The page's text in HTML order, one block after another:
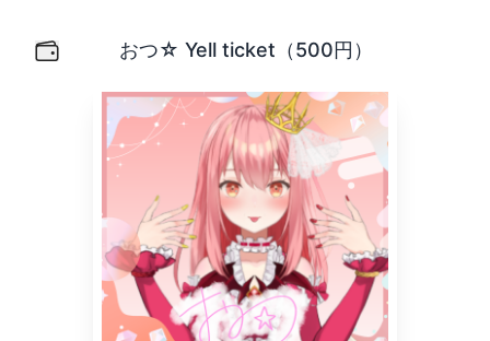
おつ☆ Yell ticket（500円）